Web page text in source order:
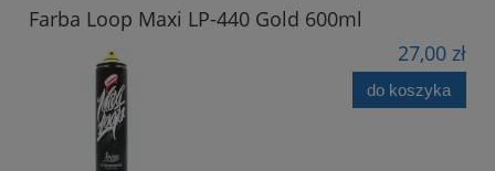
Farba Loop Maxi LP-440 Gold 600ml
27,00 zł
do koszyka